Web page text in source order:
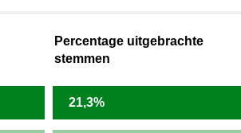
Percentage uitgebrachte
stemmen
21,3%